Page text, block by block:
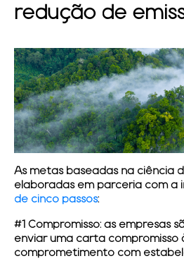
redução de
As metas baseadas na ciência
elaboradas em parceria com a
de cinco passos:
#1 Compromisso: as empresas
enviar uma carta compromisso
comprometimento com